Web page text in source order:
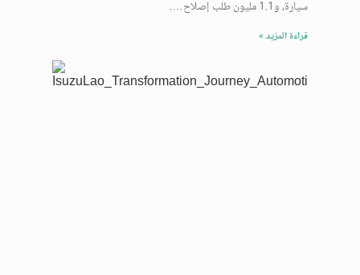
سيارة، و1.1 مليون طلب إصلاح….
قراءة المزيد »